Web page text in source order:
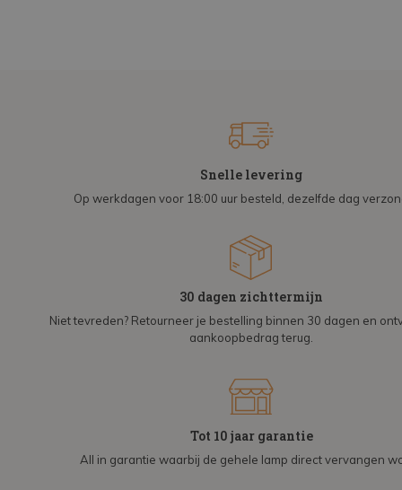
Snelle levering
Op werkdagen voor 18:00 uur besteld, dezelfde dag
30 dagen zichttermijn
Niet tevreden? Retourneer je bestelling binnen 30 dagen en
aankoopbedrag terug.
Tot 10 jaar garantie
All in garantie waarbij de gehele lamp direct vervangen